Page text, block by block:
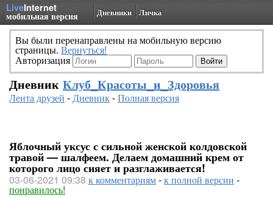
LiveInternet
мобильная версия Дневники Личка
Вы были перенаправлены на мобильную версию
страницы. Вернуться!
Авторизация
Дневник Клуб_Красоты_и_Здоровья
Лента друзей -Дневник-Полная версия
Яблочный уксус с сильной женской колдовской
травой — шалфеем. Делаем домашний крем от
которого лицо сияет и разглаживается!
03-06-2021 09:38 к комментариям-к полной версии -
понравилось!